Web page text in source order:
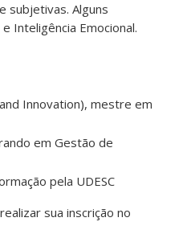
subjetivas. Alguns
Inteligência Emocional.
Innovation), mestre em
em Gestão de
pela UDESC
sua inscrição no